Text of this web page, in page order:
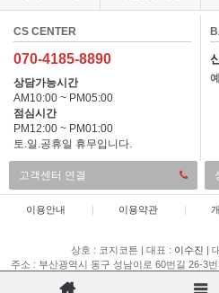
CS CENTER
070-4185-8890
상담가능시간
AM10:00 ~ PM05:00
점심시간
PM12:00 ~ PM01:00
토.일.공휴일 휴무입니다.
고객센터 연결
이용안내 | 이용약관 |
상호 : 코지코튼 | 대표 : 이수진 |
주소 : 부산광역시 동구 성남이로 60번길 26-3